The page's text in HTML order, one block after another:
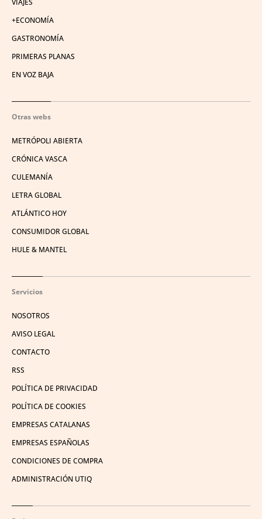
+ECONOMÍA
GASTRONOMÍA
PRIMERAS PLANAS
EN VOZ BAJA
Otras webs
METRÓPOLI ABIERTA
CRÓNICA VASCA
CULEMANÍA
LETRA GLOBAL
ATLÁNTICO HOY
CONSUMIDOR GLOBAL
HULE & MANTEL
Servicios
NOSOTROS
AVISO LEGAL
CONTACTO
RSS
POLÍTICA DE PRIVACIDAD
POLÍTICA DE COOKIES
EMPRESAS CATALANAS
EMPRESAS ESPAÑOLAS
CONDICIONES DE COMPRA
ADMINISTRACIÓN UTIQ